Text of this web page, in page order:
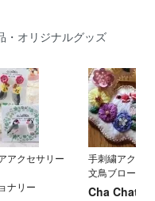
・オリジナルグッズ
アクセサリー
ナリー
手刺繍アクセ
文鳥ブローチ
Cha Chatto